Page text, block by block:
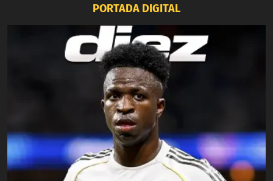
PORTADA DIGITAL